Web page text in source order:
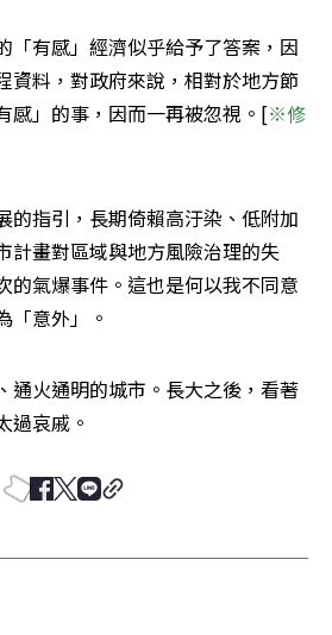
「有感」經濟似乎給予了答案，因
資料，對政府來說，相對於地方節
感」的事，因而一再被忽視。[※修
的指引，長期倚賴高汙染、低附加
計畫對區域與地方風險治理的失
的氣爆事件。這也是何以我不同意
「意外」。
通火通明的城市。長大之後，看著
過哀戚。